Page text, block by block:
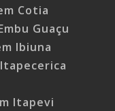
Cotia
Guaçu
Ibiuna
Itapevi